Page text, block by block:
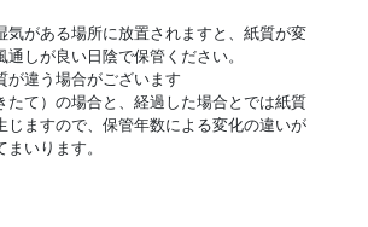
気がある場所に放置されますと、紙質が変
通しが良い日陰で保管ください。
が違う場合がございます
たて）の場合と、経過した場合とでは紙質
じますので、保管年数による変化の違いが
いります。